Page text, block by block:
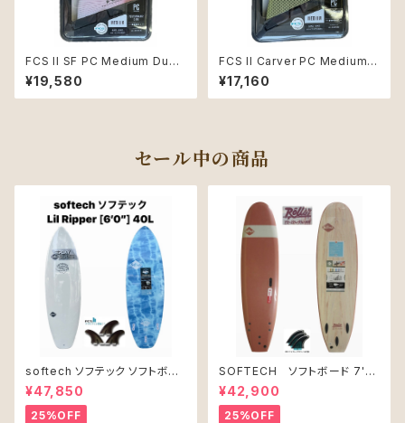
FCS II SF PC Medium Dust
y Pink Tri Retail Fins
¥19,580
FCS II Carver PC Medium E
ucalyptus Tri Retail Fins
¥17,160
セール中の商品
softech ソフテック ソフトボー
ド Lil Ripper リル リッパー
[6’0”] 40L
¥47,850
25%OFF
SOFTECH ソフトボード 7'0"
ROLLER CLAY
¥42,900
25%OFF